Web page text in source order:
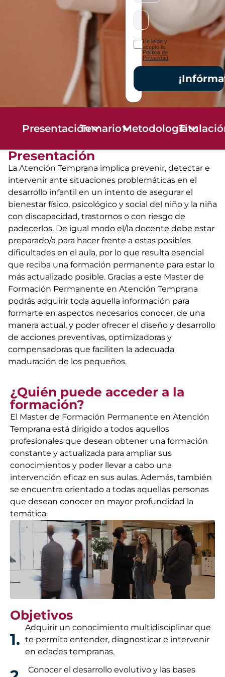
He leído y
acepto la
Política de
Privacidad
PresentaciónTemarioMetodología
Presentación
La Atención Temprana implica prevenir, detectar e
intervenir ante situaciones problemáticas en el
desarrollo infantil en un intento de asegurar el
bienestar físico, psicológico y social del niño y la niña
con discapacidad, trastornos o con riesgo de
padecerlos. De igual modo el/la docente debe estar
preparado/a para hacer frente a estas posibles
dificultades en el aula, por lo que resulta esencial
que reciba una formación permanente para estar lo
más actualizado posible. Gracias a este Master de
Formación Permanente en Atención Temprana
podrás adquirir toda aquella información para
formarte en aspectos necesarios conocer, de una
manera actual, y poder ofrecer el diseño y desarrollo
de acciones preventivas, optimizadoras y
compensadoras que faciliten la adecuada
maduración de los pequeños.
¿Quién puede acceder a la
formación?
El Master de Formación Permanente en Atención
Temprana está dirigido a todos aquellos
profesionales que desean obtener una formación
constante y actualizada para ampliar sus
conocimientos y poder llevar a cabo una
intervención eficaz en sus aulas. Además, también
se encuentra orientado a todas aquellas personas
que desean conocer en mayor profundidad la
temática.
Objetivos
1.
Adquirir un conocimiento multidisciplinar que
te permita entender, diagnosticar e intervenir
en edades tempranas.
Conocer el desarrollo evolutivo y las bases